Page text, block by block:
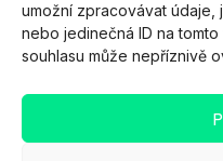
umožní zpracovávat
nebo jedinečná ID na
souhlasu může nepříznivě
Všeobecné technické
Zákaznický portál